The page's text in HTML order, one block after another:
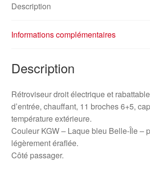
Description
Informations complémentaires
Description
Rétroviseur droit électrique et
d’entrée, chauffant, 11 broches 6+5,
température extérieure.
Couleur KGW – Laque bleu Belle-Île –
légèrement éraflée.
Côté passager.